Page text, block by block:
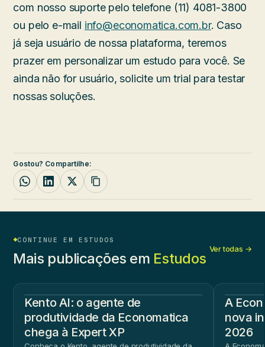
com nosso suporte pelo telefone (11) 4081-3800
ou pelo e-mail info@economatica.com.br. Caso
já seja usuário de nossa plataforma, teremos
prazer em personalizar um estudo para você. Se
ainda não for usuário, solicite um trial para testar
nossas soluções.
Gostou? Compartilhe:
CONTINUE EM ESTUDOS
Mais publicações em Estudos
Ver todas →
Kento AI: o agente de
produtividade da Economatica
chega à Expert XP
A
nova
2026